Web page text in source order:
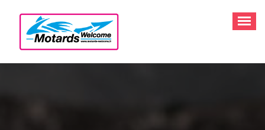
contenu